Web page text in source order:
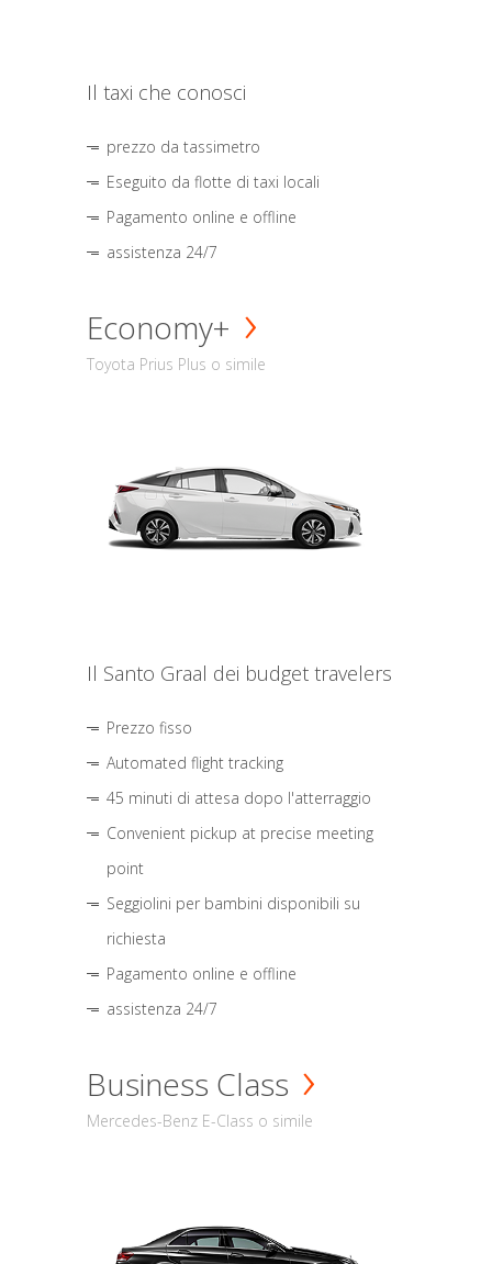
Il taxi che conosci
prezzo da tassimetro
Eseguito da flotte di taxi locali
Pagamento online e offline
assistenza 24/7
Economy+
Toyota Prius Plus o simile
Il Santo Graal dei budget travelers
Prezzo fisso
Automated flight tracking
45 minuti di attesa dopo l'atterraggio
Convenient pickup at precise meeting
point
Seggiolini per bambini disponibili su
richiesta
Pagamento online e offline
assistenza 24/7
Business Class
Mercedes-Benz E-Class o simile